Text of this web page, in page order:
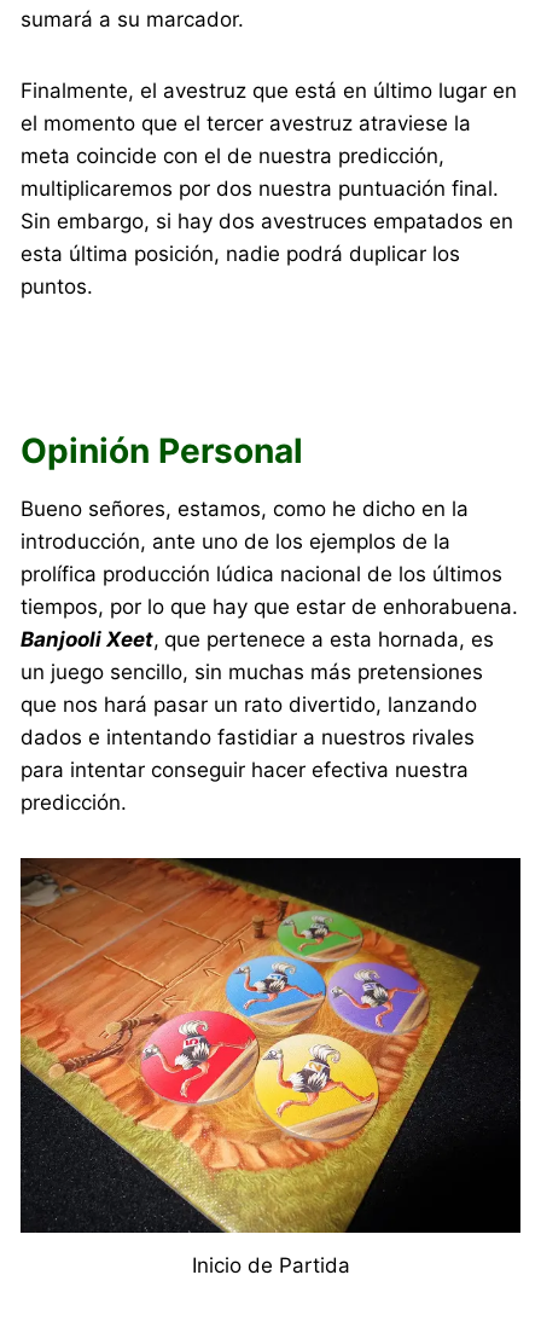
sumará a su marcador.
Finalmente, el avestruz que está en último lugar en
el momento que el tercer avestruz atraviese la
meta coincide con el de nuestra predicción,
multiplicaremos por dos nuestra puntuación final.
Sin embargo, si hay dos avestruces empatados en
esta última posición, nadie podrá duplicar los
puntos.
Opinión Personal
Bueno señores, estamos, como he dicho en la
introducción, ante uno de los ejemplos de la
prolífica producción lúdica nacional de los últimos
tiempos, por lo que hay que estar de enhorabuena.
Banjooli Xeet, que pertenece a esta hornada, es
un juego sencillo, sin muchas más pretensiones
que nos hará pasar un rato divertido, lanzando
dados e intentando fastidiar a nuestros rivales
para intentar conseguir hacer efectiva nuestra
predicción.
Inicio de Partida